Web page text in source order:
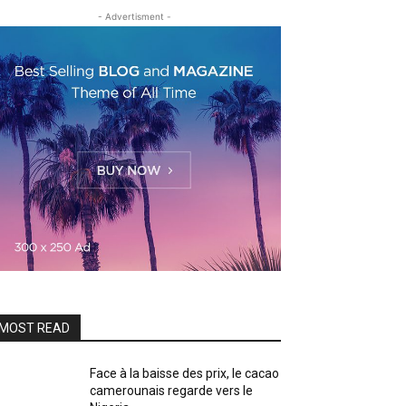
- Advertisment -
READ
Face à la baisse des prix, le cacao
camerounais regarde vers le